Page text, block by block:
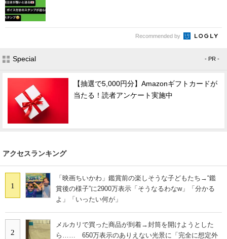
Recommended by
Special - PR -
【抽選で5,000円分】Amazonギフトカードが
当たる！読者アンケート実施中
アクセスランキング
1
「映画ちいかわ」鑑賞前の楽しそうな子どもたち→“鑑
賞後の様子”に2900万表示「そうなるわなw」「分かる
よ」「いったい何が」
2
メルカリで買った商品が到着→封筒を開けようとした
ら…… 650万表示のありえない光景に「完全に想定外